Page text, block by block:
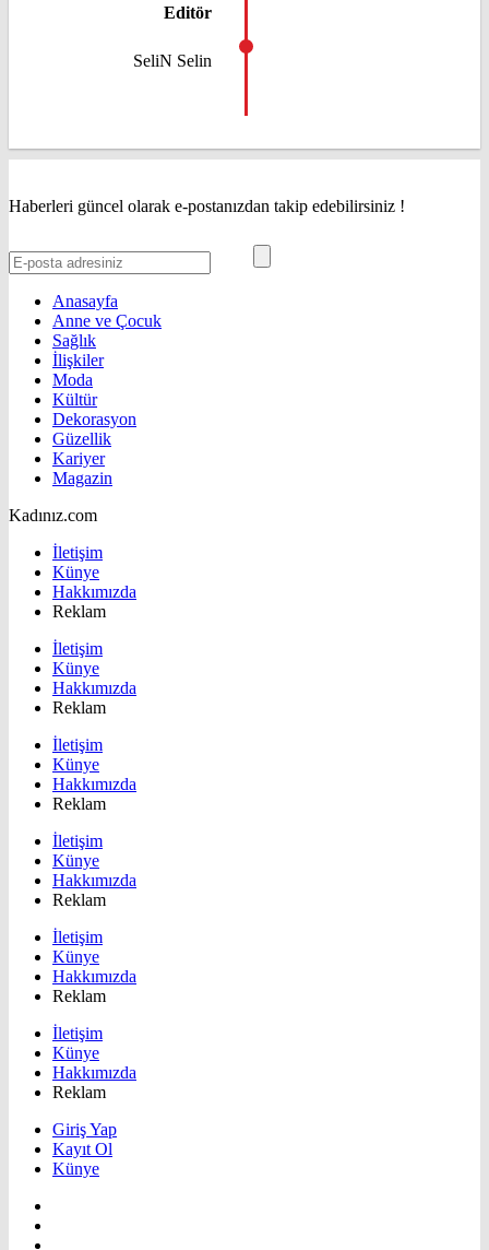
Editör
SeliN Selin
Haberleri güncel olarak e-postanızdan takip edebilirsiniz !
Anasayfa
Anne ve Çocuk
Sağlık
İlişkiler
Moda
Kültür
Dekorasyon
Güzellik
Kariyer
Magazin
Kadınız.com
İletişim
Künye
Hakkımızda
Reklam
İletişim
Künye
Hakkımızda
Reklam
İletişim
Künye
Hakkımızda
Reklam
İletişim
Künye
Hakkımızda
Reklam
İletişim
Künye
Hakkımızda
Reklam
İletişim
Künye
Hakkımızda
Reklam
Giriş Yap
Kayıt Ol
Künye